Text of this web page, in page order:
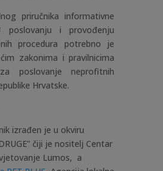
priručnika informativne
poslovanju i provođenju
procedura potrebno je
zakonima i pravilnicima
poslovanje neprofitnih
Hrvatske.
izrađen je u okviru
čiji je nositelj Centar
Lumos, a